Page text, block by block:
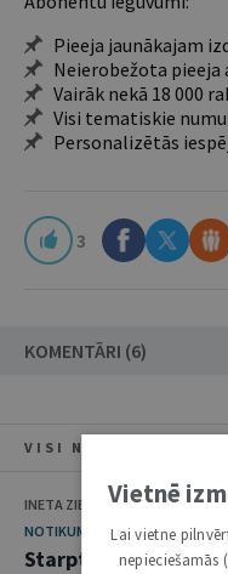
Pieeja jaunākajam
Neierobežota pieeja
Vairāk nekā 18 000
Visi tematiskie
Personalizētās
3
KOMENTĀRI (6)
VISI NUMURA RAKSTI
INETA ZIEMELE
NOTIKUMS
Starptautisko
Vietnē
Lai vietne
nepieciešamās